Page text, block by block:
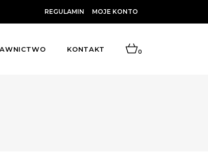
REGULAMIN MOJE KONTO
KONTAKT 0